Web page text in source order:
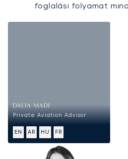
foglalási folyamat
DALIA MADI
Private Aviation Advisor
EN AR HU FR